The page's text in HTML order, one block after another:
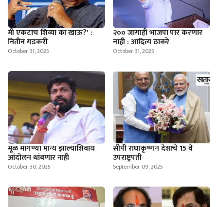
मी एकटाच शिव्या का खाऊ?' :
नितीन गडकरी
October 31, 2025
२०० जागाही भाजपा पार करणार
नाही : आदित्य ठाकरे
October 31, 2025
मूळ मागण्या मान्य झाल्याशिवाय
आंदोलन थांबणार नाही
October 30, 2025
सीपी राधाकृष्णन देशाचे 15 वे
उपराष्ट्रपती
September 09, 2025